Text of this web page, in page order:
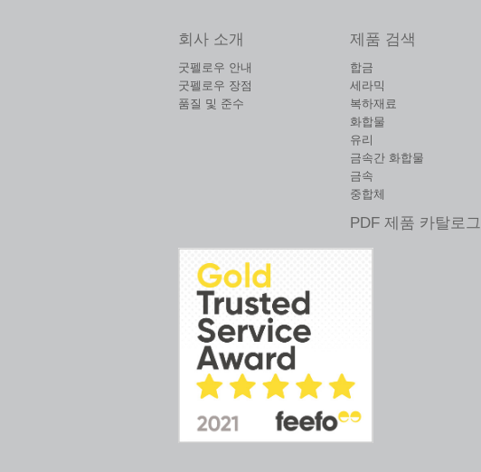
회사 소개
굿펠로우 안내
굿펠로우 장점
품질 및 준수
제품 검색
합금
세라믹
복하재료
화합물
유리
금속간 화합물
금속
중합체
PDF 제품 카탈로그